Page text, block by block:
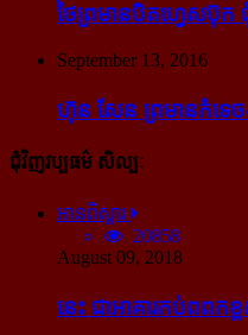
ថៃ​ព្រមាន​បិត​ហ្វេសប៊ុក
September 13, 2016
ហ៊ុន សែន ព្រមាន​កំទេច​
ជុំវិញវប្បធម៌ សិល្បៈ
អានពិស្ដារ
20858
August 09, 2018
នេះ ជា​អាគារ​កប់​ពពក​